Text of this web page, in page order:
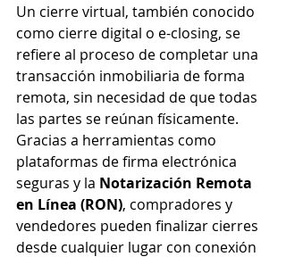
Un cierre virtual, también conocido
como cierre digital o e-closing, se
refiere al proceso de completar una
transacción inmobiliaria de forma
remota, sin necesidad de que todas
las partes se reúnan físicamente.
Gracias a herramientas como
plataformas de firma electrónica
seguras y la Notarización Remota
en Línea (RON), compradores y
vendedores pueden finalizar cierres
desde cualquier lugar con conexión